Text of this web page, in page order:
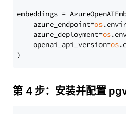
embeddings =
    azure_endpoint=
os
    azure_deployment=
os
    openai_api_version=
os
第 4 步：安装并配置